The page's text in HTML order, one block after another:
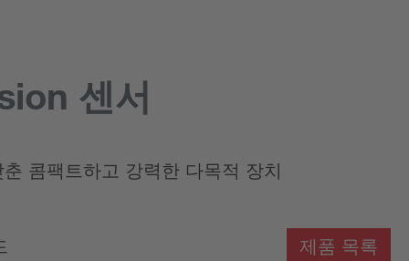
센서
콤팩트하고 강력한 다목적 장치
제품 목록